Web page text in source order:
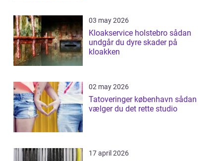
03 may 2026
Kloakservice holstebro sådan
undgår du dyre skader på
kloakken
02 may 2026
Tatoveringer københavn sådan
vælger du det rette studio
17 april 2026